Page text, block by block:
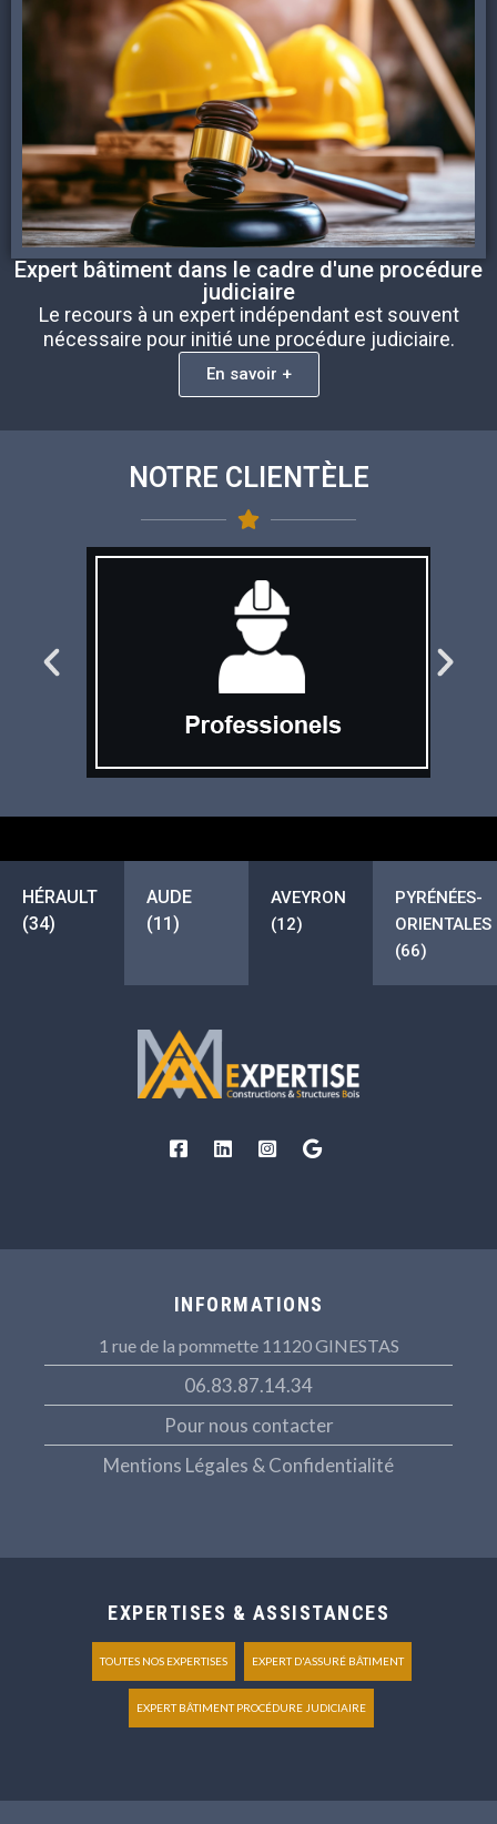
Expert bâtiment dans le cadre d'une procédure
judiciaire
Le recours à un expert indépendant est souvent
nécessaire pour initié une procédure judiciaire.
En savoir +
NOTRE CLIENTÈLE
HÉRAULT
(34)
AUDE
(11)
AVEYRON
(12)
PYRÉNÉES-
ORIENTALES
(66)
INFORMATIONS
1 rue de la pommette 11120 GINESTAS
06.83.87.14.34
Pour nous contacter
Mentions Légales & Confidentialité
EXPERTISES & ASSISTANCES
TOUTES NOS EXPERTISES EXPERT D'ASSURÉ BÂTIMENT
EXPERT BÂTIMENT PROCÉDURE JUDICIAIRE